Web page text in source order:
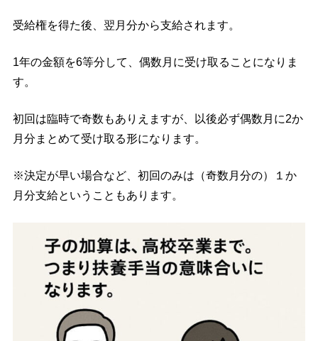
受給権を得た後、翌月分から支給されます。
1年の金額を6等分して、偶数月に受け取ることになりま
す。
初回は臨時で奇数もありえますが、以後必ず偶数月に2か
月分まとめて受け取る形になります。
※決定が早い場合など、初回のみは（奇数月分の）１か
月分支給ということもあります。